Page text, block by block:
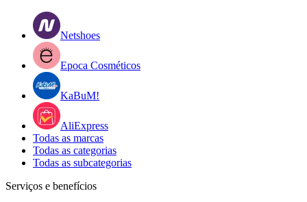
Netshoes
Epoca Cosméticos
KaBuM!
AliExpress
Todas as marcas
Todas as categorias
Todas as subcategorias
Serviços e benefícios